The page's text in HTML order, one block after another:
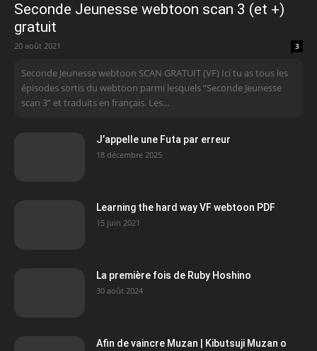
Seconde Jeunesse webtoon scan 3 (et +)
gratuit
20 août 2021 3
Seconde Jeunesse webtoon SCAN GRATUIT (VF) Ici tu as tous les
épisodes sortis du webtoon parmi lesquels “Seconde Jeunesse
scan 3” et traduits en français. Les...
J’appelle une Futa par erreur
18 décembre 2025
Learning the hard way VF webtoon PDF
15 juin 2021
La première fois de Ruby Hoshino
30 août 2024
Afin de vaincre Muzan | Kibutsuji Muzan o